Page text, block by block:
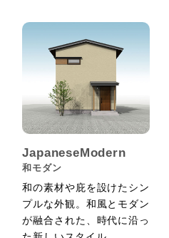
JapaneseModern
和モダン
和の素材や庇を設けたシン
プルな外観。和風とモダン
が融合された、時代に沿っ